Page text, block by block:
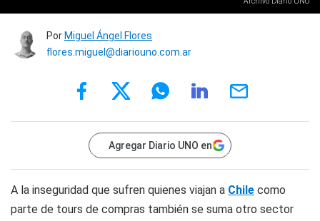
Por Miguel Ángel Flores
flores.miguel@diariouno.com.ar
Agregar Diario UNO en
A la inseguridad que sufren quienes viajan a Chile como
parte de tours de compras también se suma otro sector